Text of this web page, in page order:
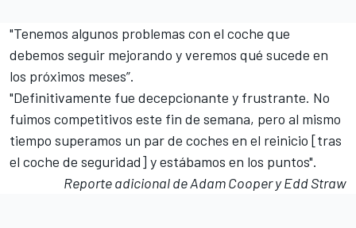
"Tenemos algunos problemas con el coche que
debemos seguir mejorando y veremos qué sucede en
los próximos meses”.
"Definitivamente fue decepcionante y frustrante. No
fuimos competitivos este fin de semana, pero al mismo
tiempo superamos un par de coches en el reinicio [tras
el coche de seguridad] y estábamos en los puntos".
Reporte adicional de Adam Cooper y Edd Straw